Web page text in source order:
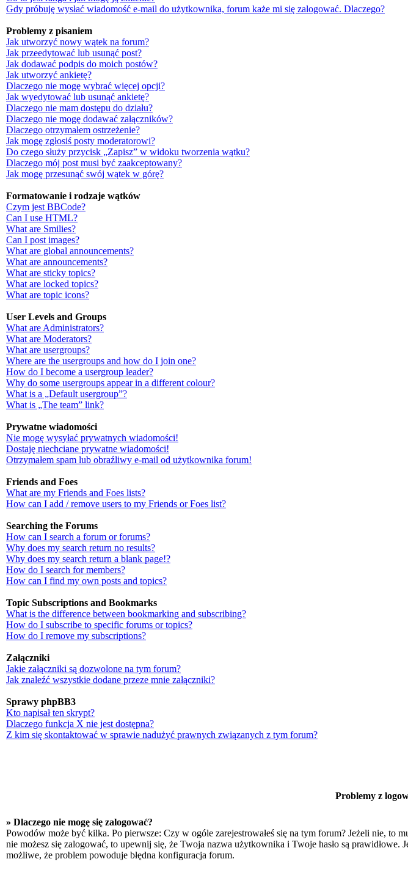
Gdy próbuję wysłać wiadomość e-mail do użytkownika, forum każe mi się zalogować. Dlaczego?
Problemy z pisaniem
Jak utworzyć nowy wątek na forum?
Jak przeedytować lub usunąć post?
Jak dodawać podpis do moich postów?
Jak utworzyć ankietę?
Dlaczego nie mogę wybrać więcej opcji?
Jak wyedytować lub usunąć ankietę?
Dlaczego nie mam dostępu do działu?
Dlaczego nie mogę dodawać załączników?
Dlaczego otrzymałem ostrzeżenie?
Jak mogę zgłosiś posty moderatorowi?
Do czego służy przycisk „Zapisz” w widoku tworzenia wątku?
Dlaczego mój post musi być zaakceptowany?
Jak mogę przesunąć swój wątek w górę?
Formatowanie i rodzaje wątków
Czym jest BBCode?
Can I use HTML?
What are Smilies?
Can I post images?
What are global announcements?
What are announcements?
What are sticky topics?
What are locked topics?
What are topic icons?
User Levels and Groups
What are Administrators?
What are Moderators?
What are usergroups?
Where are the usergroups and how do I join one?
How do I become a usergroup leader?
Why do some usergroups appear in a different colour?
What is a „Default usergroup”?
What is „The team” link?
Prywatne wiadomości
Nie mogę wysyłać prywatnych wiadomości!
Dostaję niechciane prywatne wiadomości!
Otrzymałem spam lub obraźliwy e-mail od użytkownika forum!
Friends and Foes
What are my Friends and Foes lists?
How can I add / remove users to my Friends or Foes list?
Searching the Forums
How can I search a forum or forums?
Why does my search return no results?
Why does my search return a blank page!?
How do I search for members?
How can I find my own posts and topics?
Topic Subscriptions and Bookmarks
What is the difference between bookmarking and subscribing?
How do I subscribe to specific forums or topics?
How do I remove my subscriptions?
Załączniki
Jakie załączniki są dozwolone na tym forum?
Jak znaleźć wszystkie dodane przeze mnie załączniki?
Sprawy phpBB3
Kto napisał ten skrypt?
Dlaczego funkcja X nie jest dostępna?
Z kim się skontaktować w sprawie nadużyć prawnych związanych z tym forum?
Problemy z
» Dlaczego nie mogę się zalogować?
Powodów może być kilka. Po pierwsze: Czy w ogóle zarejestrowałeś się na tym forum? Jeżeli nie, to
nie możesz się zalogować, to upewnij się, że Twoja nazwa użytkownika i Twoje hasło są prawidłowe.
możliwe, że problem powoduje błędna konfiguracja forum.